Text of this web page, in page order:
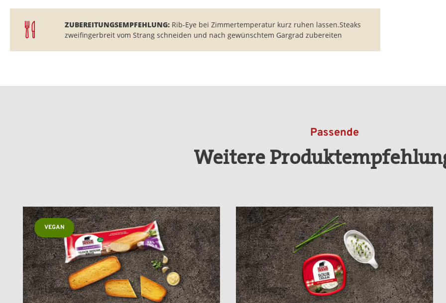
ZUBEREITUNGSEMPFEHLUNG: Rib-Eye bei Zimmertemperatur kurz ruhen lassen.Steaks
zweifingerbreit vom Strang schneiden und nach gewünschtem Gargrad zubereiten
Passende
Weitere
VEGAN